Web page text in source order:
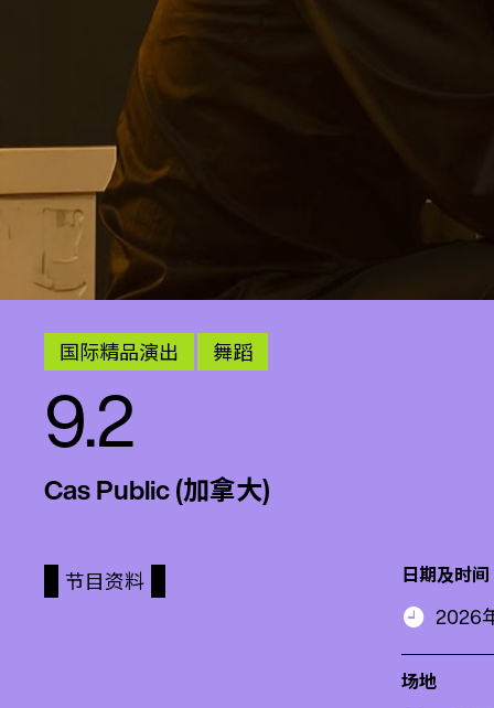
国际精品演出 舞蹈
9.2
Cas Public (加拿大)
节目资料 日期及时间
2026
场地